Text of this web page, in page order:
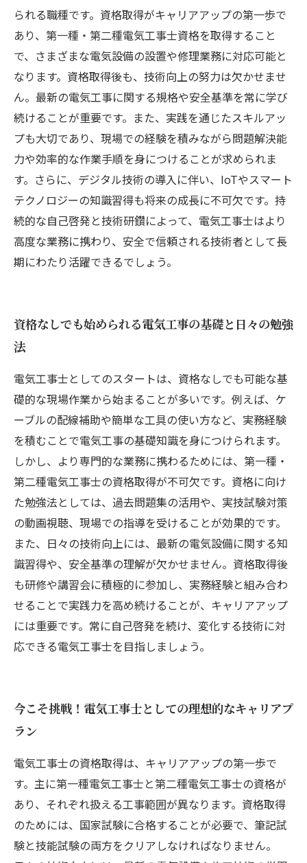
られる職種です。資格取得がキャリアアップの第一歩で
あり、第一種・第二種電気工事士資格を取得すること
で、さまざまな電気設備の設置や修理業務に対応可能と
なります。資格取得後も、技術向上の努力は欠かせませ
ん。最新の電気工事に関する規格や安全基準を常に学び
続けることが重要です。また、実践を通じたスキルアッ
プも大切であり、現場での経験を積みながら問題解決能
力や効率的な作業手順を身につけることが求められま
す。さらに、デジタル技術の導入に伴い、IoTやスマート
テクノロジーの知識習得も将来の成長に不可欠です。持
続的な自己啓発と技術研鑽によって、電気工事士はより
高度な業務に携わり、安全で信頼される技術者として長
期にわたり活躍できるでしょう。
資格なしでも始められる電気工事の基礎と日々の勉強
法
電気工事士としてのスタートは、資格なしでも可能な基
礎的な現場作業から始まることが多いです。例えば、ケ
ーブルの配線補助や簡単な工具の使い方など、実務経験
を積むことで電気工事の基礎知識を身につけられます。
しかし、より専門的な業務に携わるためには、第一種・
第二種電気工事士の資格取得が不可欠です。資格に向け
た勉強法としては、過去問題集の活用や、実技試験対策
の動画視聴、現場での指導を受けることが効果的です。
また、日々の技術向上には、最新の電気設備に関する知
識習得や、安全基準の理解が欠かせません。資格取得後
も研修や講習会に積極的に参加し、実務経験と組み合わ
せることで実践力を高め続けることが、キャリアアップ
には重要です。常に自己啓発を続け、変化する技術に対
応できる電気工事士を目指しましょう。
今こそ挑戦！電気工事士としての理想的なキャリアプ
ラン
電気工事士の資格取得は、キャリアアップの第一歩で
す。主に第一種電気工事士と第二種電気工事士の資格が
あり、それぞれ扱える工事範囲が異なります。資格取得
のためには、国家試験に合格することが必要で、筆記試
験と技能試験の両方をクリアしなければなりません。